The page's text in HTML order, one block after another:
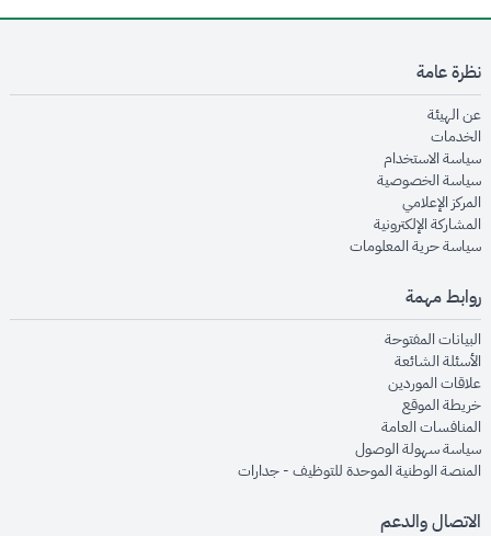
نظرة عامة
عن الهيئةopens in new window
الخدماتopens in new window
سياسة الاستخدام
سياسة الخصوصيةopens in new window
المركز الإعلاميopens in new window
المشاركة الإلكترونيةopens in new window
سياسة حرية المعلوماتopens in new window
روابط مهمة
البيانات المفتوحةopens in new window
الأسئلة الشائعةopens in new window
علاقات الموردينopens in new window
خريطة الموقعopens in new window
المنافسات العامةopens in new window
سياسة سهولة الوصولopens in new window
المنصة الوطنية الموحدة للتوظيف - جداراتopens in new window
الاتصال والدعم